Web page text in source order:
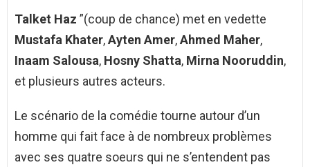
Talket Haz ”(coup de chance) met en vedette
Mustafa Khater,Ayten Amer,Ahmed Maher,
Inaam Salousa, Hosny Shatta, Mirna Nooruddin,
et plusieurs autres acteurs.
Le scénario de la comédie tourne autour d’un
homme qui fait face à de nombreux problèmes
avec ses quatre soeurs qui ne s’entendent pas